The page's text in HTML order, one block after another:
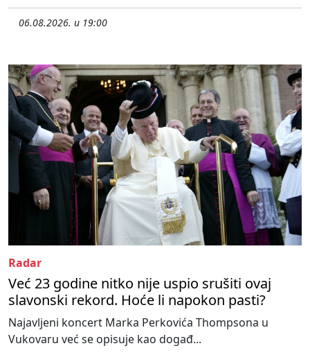
06.08.2026. u 19:00
Radar
Već 23 godine nitko nije uspio srušiti ovaj
slavonski rekord. Hoće li napokon pasti?
Najavljeni koncert Marka Perkovića Thompsona u
Vukovaru već se opisuje kao događ...